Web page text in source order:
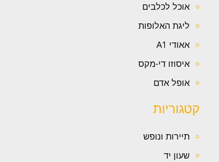
אוכל לכלבים
ליגת האלופות
אאודי A1
איסוזו די-מקס
אופל אדם
קטגוריות
תיירות ונופש
שעון יד